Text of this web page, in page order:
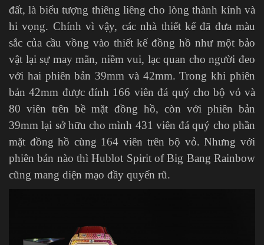
đất, là biểu tượng thiêng liêng cho lòng thành kính và
hi vọng. Chính vì vậy, các nhà thiết kế đã đưa màu
sắc của cầu vồng vào thiết kế đồng hồ như một bảo
vật lại sự may mắn, niềm vui, lạc quan cho người đeo
với hai phiên bản 39mm và 42mm. Trong khi phiên
bản 42mm được đính 166 viên đá quý cho bộ vỏ và
80 viên trên bề mặt đồng hồ, còn với phiên bản
39mm lại sở hữu cho mình 431 viên đá quý cho phần
mặt đồng hồ cùng 164 viên trên bộ vỏ. Nhưng với
phiên bản nào thì Hublot Spirit of Big Bang Rainbow
cũng mang diện mạo đầy quyến rũ.